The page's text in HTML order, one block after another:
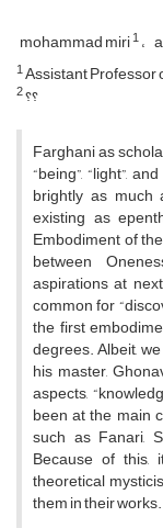
mohammad miri1
1Assistant Professor
2؟؟
Farghani as
“being”, “light”,
brightly as
existing as
Embodiment of
between
aspirations at
common for
the first
degrees. Albeit,
his master,
aspects,
been at the main
such as Fanari,
Because of
theoretical
them in their works.